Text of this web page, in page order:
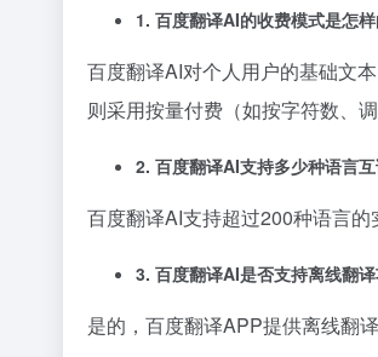
1. 百度翻译AI的收费模式是怎样
百度翻译AI对个人用户的基础文
则采用按量付费（如按字符数、
2. 百度翻译AI支持多少种语言互
百度翻译AI支持超过200种语言的
3. 百度翻译AI是否支持离线翻译
是的，百度翻译APP提供离线翻